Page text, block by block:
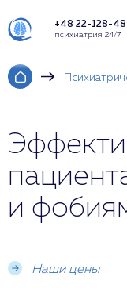
+48 22-128-
психиатрия 24/7
и
Наши цены